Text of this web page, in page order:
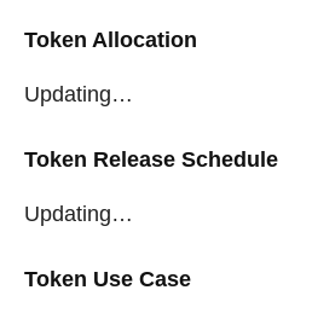
Token Allocation
Updating…
Token Release Schedule
Updating…
Token Use Case